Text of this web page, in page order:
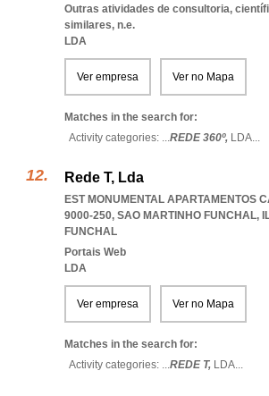
Outras atividades de consultoria,
similares, n.e.
LDA
Ver empresa Ver no Mapa
Matches in the search for:
Activity categories: ...REDE 360º, LDA...
Rede T, Lda
EST MONUMENTAL APARTAMENTOS
9000-250, SAO MARTINHO FUNCHAL,
FUNCHAL
Portais Web
LDA
Ver empresa Ver no Mapa
Matches in the search for:
Activity categories: ...REDE T, LDA...